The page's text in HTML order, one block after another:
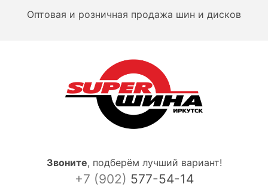
Оптовая и розничная продажа шин и дисков
Звоните, подберём лучший вариант!
+7 (902) 577-54-14